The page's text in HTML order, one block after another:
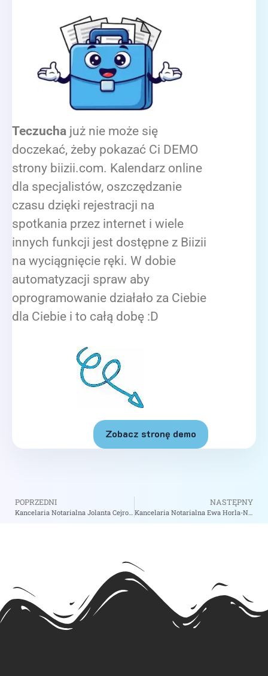
Teczucha już nie może się
doczekać, żeby pokazać Ci DEMO
strony biizii.com. Kalendarz online
dla specjalistów, oszczędzanie
czasu dzięki rejestracji na
spotkania przez internet i wiele
innych funkcji jest dostępne z Biizii
na wyciągnięcie ręki. W dobie
automatyzacji spraw aby
oprogramowanie działało za Ciebie
dla Ciebie i to całą dobę :D
Zobacz stronę demo
POPRZEDNI NASTĘPNY
Kancelaria Notarialna Ewa Horla-Nitka Notariusz – Notariusz Swarzędz